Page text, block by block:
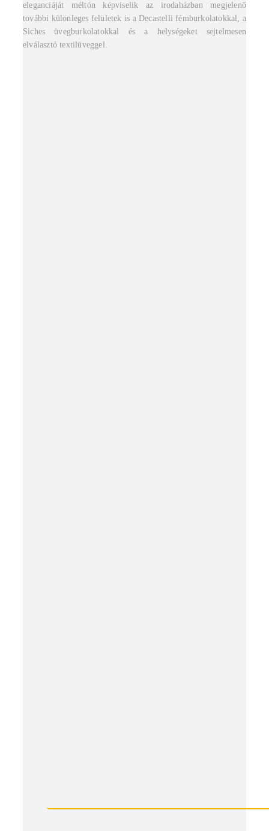
eleganciáját méltón képviselik az irodaházban megjelenő
további különleges felületek is a Decastelli fémburkolatokkal, a
Siches üvegburkolatokkal és a helységeket sejtelmesen
elválasztó textilüveggel.